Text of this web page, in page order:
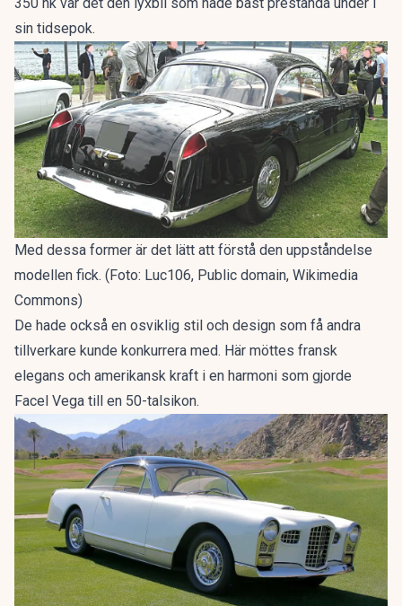
sin tidsepok.
Med dessa former är det lätt att förstå den uppståndelse
modellen fick. (Foto: Luc106, Public domain, Wikimedia
Commons)
De hade också en osviklig stil och design som få andra
tillverkare kunde konkurrera med. Här möttes fransk
elegans och amerikansk kraft i en harmoni som gjorde
Facel Vega till en 50-talsikon.